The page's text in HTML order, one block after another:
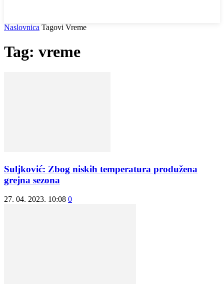
Naslovnica Tagovi Vreme
Tag: vreme
Suljković: Zbog niskih temperatura produžena
grejna sezona
27. 04. 2023. 10:08 0